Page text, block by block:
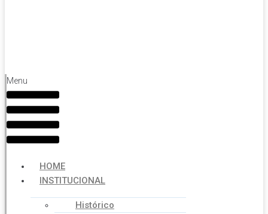
Menu
HOME
INSTITUCIONAL
Histórico